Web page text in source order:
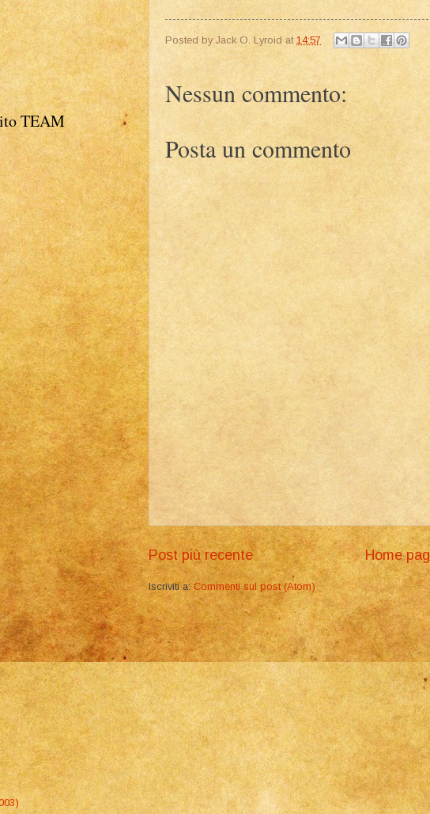
Posted by Jack O. Lyroid at 14:57
Nessun commento:
Posta un commento
Post più recente Home
Iscriviti a:Commenti sul post (Atom)
TEAM